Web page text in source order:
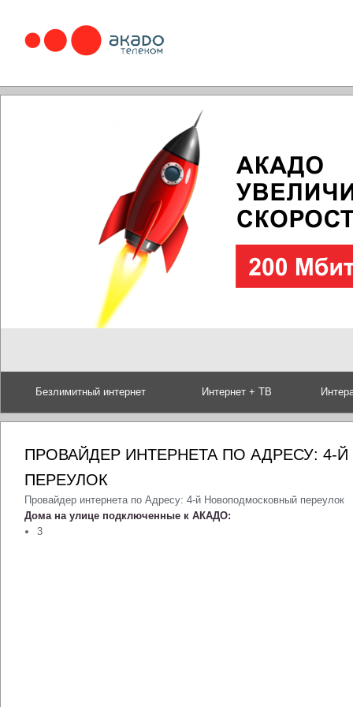
Безлимитный интернет Интернет + ТВ
ПРОВАЙДЕР ИНТЕРНЕТА ПО АДРЕСУ:
ПЕРЕУЛОК
Провайдер интернета по Адресу: 4-й Новоподмосковный переулок
Дома на улице подключенные к АКАДО:
3